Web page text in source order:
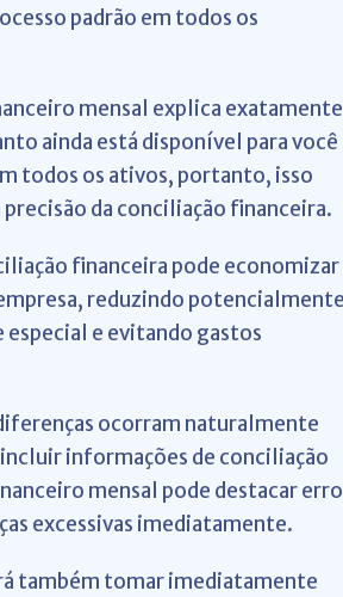
padrão em todos os
mensal explica exatamente
ainda está disponível para você
todos os ativos, portanto, isso
da conciliação financeira.
financeira pode economizar
reduzindo
especial e evitando gastos
ocorram naturalmente
informações de conciliação
mensal pode destacar
excessivas imediatamente.
também tomar imediatamente